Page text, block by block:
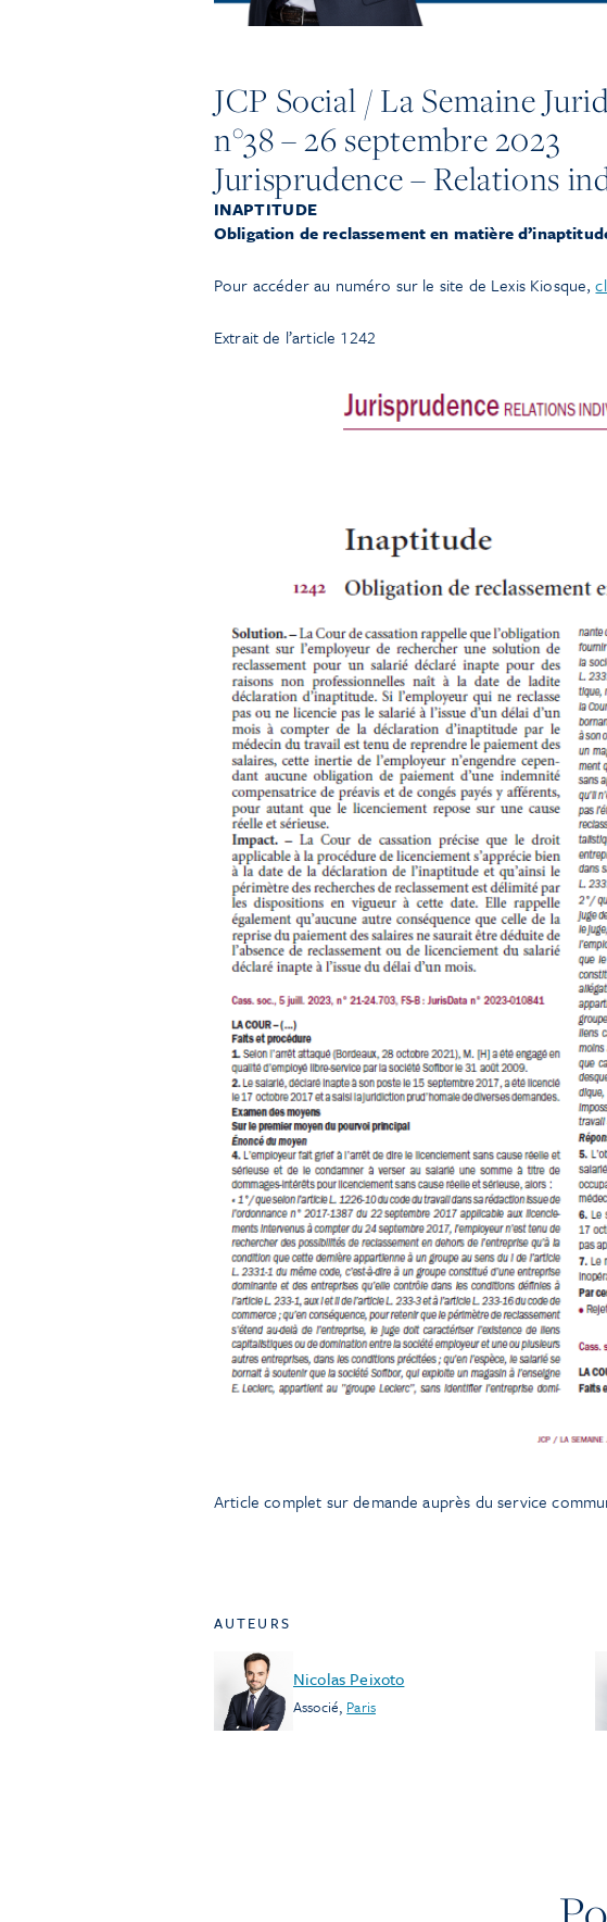
JCP Social / La Semaine
n°38 – 26 septembre 2023
Jurisprudence – Relations
INAPTITUDE
Obligation de reclassement en matière
Pour accéder au numéro sur le site de Lexis Kiosque,
Extrait de l’article 1242
Article complet sur demande auprès du service
AUTEURS
Nicolas Peixoto
Associé, Paris